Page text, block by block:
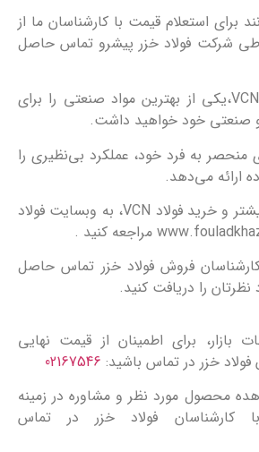
برای استعلام قیمت با کارشناسان ما از
شرکت فولاد خزر پیشرو تماس حاصل
با دسترسی به فولاد VCN،یکی از بهترین مواد صنعتی را برای
صنعتی خود خواهید داشت.
منحصر به فرد خود، عملکرد بی‌نظیری را
ارائه می‌دهد.
برای کسب اطلاعات بیشتر و خرید فولاد VCN، به وبسایت فولاد
فروش فولاد خزر تماس حاصل
نظرتان را دریافت کنید.
بازار، برای اطمینان از قیمت نهایی
خزر در تماس باشید: 02167546
محصول مورد نظر و مشاوره در زمینه
فولاد خزر در تماس